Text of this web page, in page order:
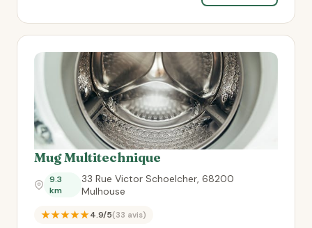
Mug Multitechnique
9.3
km
33 Rue Victor Schoelcher, 68200
Mulhouse
★★★★★4.9/5(33 avis)